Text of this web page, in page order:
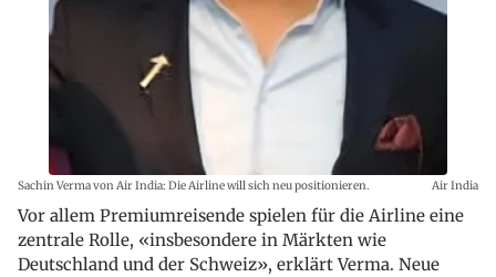
Sachin Verma von Air India: Die Airline will sich neu positionieren. Air India
Vor allem Premiumreisende spielen für die Airline eine
zentrale Rolle, «insbesondere in Märkten wie
Deutschland und der Schweiz», erklärt Verma. Neue